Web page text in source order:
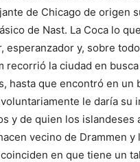
de Chicago de origen
de Nast. La Coca lo
esperanzador y, sobre
recorrió la ciudad en
hasta que encontró en
le daría su
y de quien los
vecino de Drammen
en que tiene un